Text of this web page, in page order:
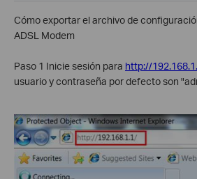
Cómo exportar el archivo de
ADSL Modem
Paso 1 Inicie sesión para http://
usuario y contraseña por defecto son